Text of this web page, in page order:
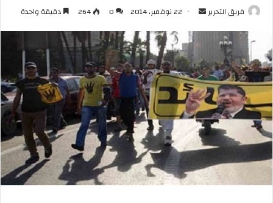
فريق التحرير
أرسل
إلكترونيا
22 نوفمبر، 2014 0
264 دقيقة واحدة